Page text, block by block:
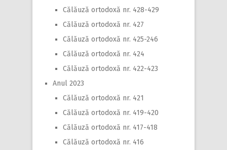
Călăuză ortodoxă nr. 428-429
Călăuză ortodoxă nr. 427
Călăuză ortodoxă nr. 425-246
Călăuză ortodoxă nr. 424
Călăuză ortodoxă nr. 422-423
Anul 2023
Călăuză ortodoxă nr. 421
Călăuză ortodoxă nr. 419-420
Călăuză ortodoxă nr. 417-418
Călăuză ortodoxă nr. 416